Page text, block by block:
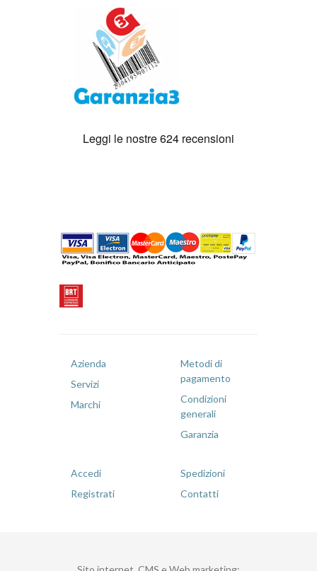
Azienda
Servizi
Marchi
Metodi di
pagamento
Condizioni
generali
Garanzia
Accedi
Registrati
Spedizioni
Contatti